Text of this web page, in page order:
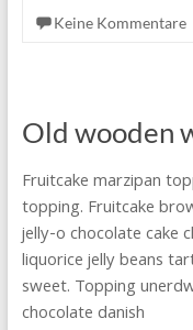
Keine Kommentare
Old wooden
Fruitcake marzipan
topping. Fruitcake
jelly-o chocolate cake
liquorice jelly beans
sweet. Topping
chocolate danish